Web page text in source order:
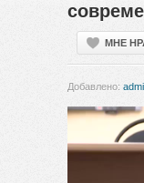
МНЕ
Добавлено: